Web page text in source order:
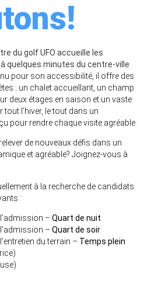
du golf UFO accueille les
quelques minutes du centre-ville
pour son accessibilité, il offre des
: un chalet accueillant, un champ
deux étages en saison et un vaste
l’hiver, le tout dans un
pour rendre chaque visite agréable.
de nouveaux défis dans un
et agréable? Joignez-vous à
à la recherche de candidats
:
–Quart de nuit
–Quart de soir
du terrain – Temps plein